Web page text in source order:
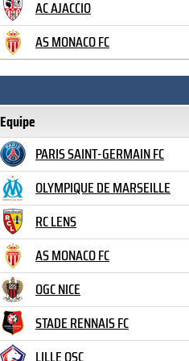
AC AJACCIO
AS MONACO FC
Equipe
PARIS SAINT-GERMAIN FC
OLYMPIQUE DE MARSEILLE
RC LENS
AS MONACO FC
OGC NICE
STADE RENNAIS FC